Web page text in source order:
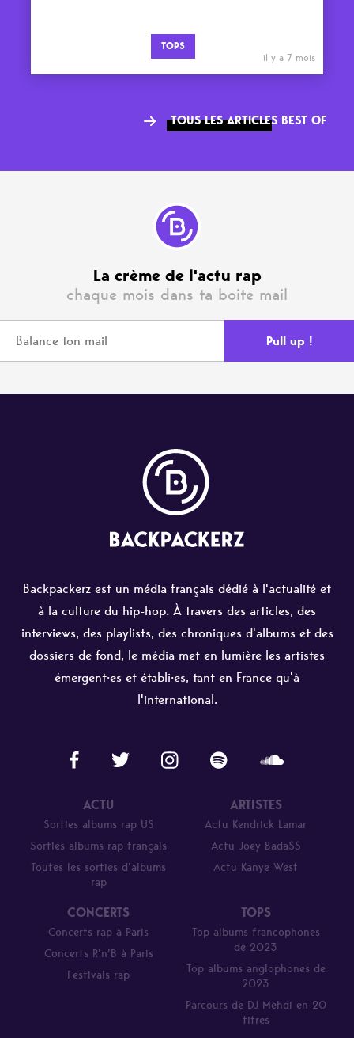
TOPS
il y a 7 mois
TOUS LES ARTICLES BEST OF
La crème de l'actu rap
chaque mois dans ta boite mail
Backpackerz est un média français dédié à l'actualité et
à la culture du hip-hop. À travers des articles, des
interviews, des playlists, des chroniques d'albums et des
dossiers de fond, le média met en lumière les artistes
émergent·es et établi·es, tant en France qu'à
l'international.
ACTU
Sorties albums rap US
Sorties albums rap français
Toutes les sorties d’albums
rap
ARTISTES
Actu Kendrick Lamar
Actu Joey Bada$$
Actu Kanye West
CONCERTS
Concerts rap à Paris
Concerts R’n’B à Paris
Festivals rap
TOPS
Top albums francophones
de 2023
Top albums anglophones de
2023
Parcours de DJ Mehdi en 20
titres